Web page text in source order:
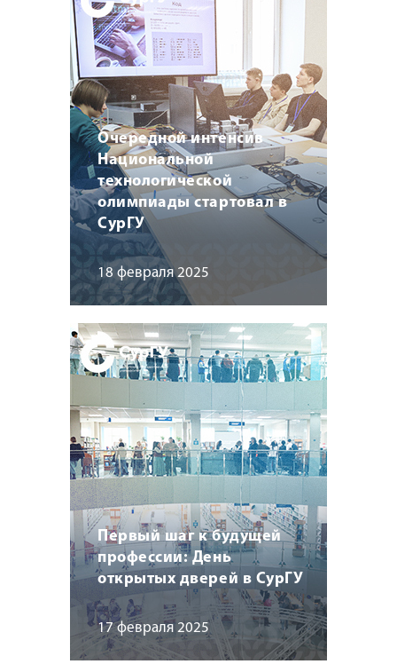
Очередной интенсив
Национальной
технологической
олимпиады стартовал в
СурГУ
18 февраля 2025
Первый шаг к будущей
профессии: День
открытых дверей в СурГУ
17 февраля 2025